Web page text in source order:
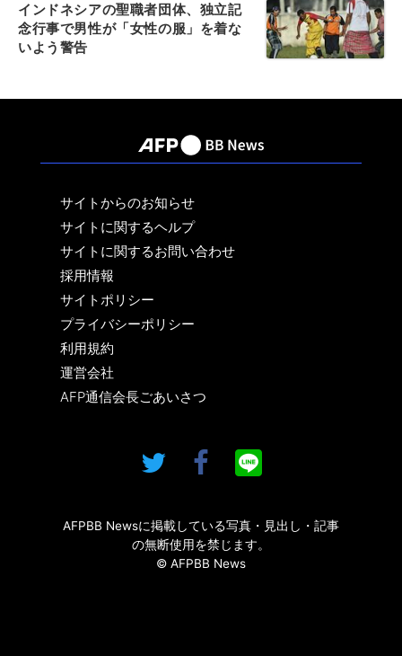
インドネシアの聖職者団体、独立記
念行事で男性が「女性の服」を着な
いよう警告
サイトからのお知らせ
サイトに関するヘルプ
サイトに関するお問い合わせ
採用情報
サイトポリシー
プライバシーポリシー
利用規約
運営会社
AFP通信会長ごあいさつ
AFPBB Newsに掲載している写真・見出し・記事
の無断使用を禁じます。
© AFPBB News